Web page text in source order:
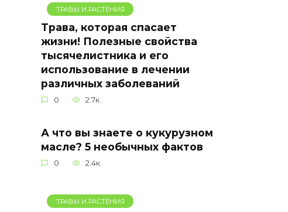
ТРАВЫ И РАСТЕНИЯ
Трава, которая спасает
жизни! Полезные свойства
тысячелистника и его
использование в лечении
различных заболеваний
0 2.7к.
А что вы знаете о кукурузном
масле? 5 необычных фактов
0 2.4к.
ТРАВЫ И РАСТЕНИЯ